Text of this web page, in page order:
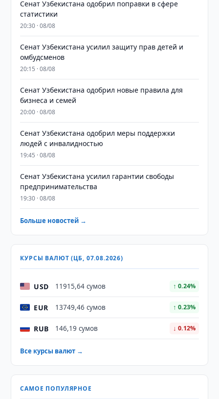
Сенат Узбекистана одобрил поправки в сфере
статистики
20:30 · 08/08
Сенат Узбекистана усилил защиту прав детей и
омбудсменов
20:15 · 08/08
Сенат Узбекистана одобрил новые правила для
бизнеса и семей
20:00 · 08/08
Сенат Узбекистана одобрил меры поддержки
людей с инвалидностью
19:45 · 08/08
Сенат Узбекистана усилил гарантии свободы
предпринимательства
19:30 · 08/08
Больше новостей →
КУРСЫ ВАЛЮТ (ЦБ, 07.08.2026)
USD 11915,64 сумов ↑ 0.24%
EUR 13749,46 сумов ↑ 0.23%
RUB 146,19 сумов ↓ 0.12%
Все курсы валют →
САМОЕ ПОПУЛЯРНОЕ